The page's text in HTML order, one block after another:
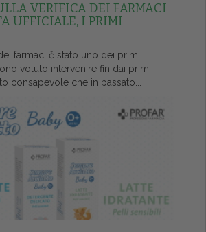
VERIFICA DEI FARMACI
UFFICIALE, I PRIMI
farmaci č stato uno dei primi
voluto intervenire fin dai primi
consapevole che in passato...